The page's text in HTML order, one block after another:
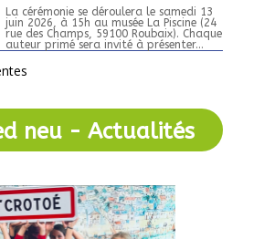
La cérémonie se déroulera le samedi 13
juin 2026, à 15h au musée La Piscine (24
rue des Champs, 59100 Roubaix). Chaque
auteur primé sera invité à présenter...
neu - Actualités